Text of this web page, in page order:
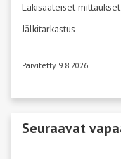
Lakisääteiset mittaukset
Jälkitarkastus
Päivitetty 9.8.2026
Seuraavat